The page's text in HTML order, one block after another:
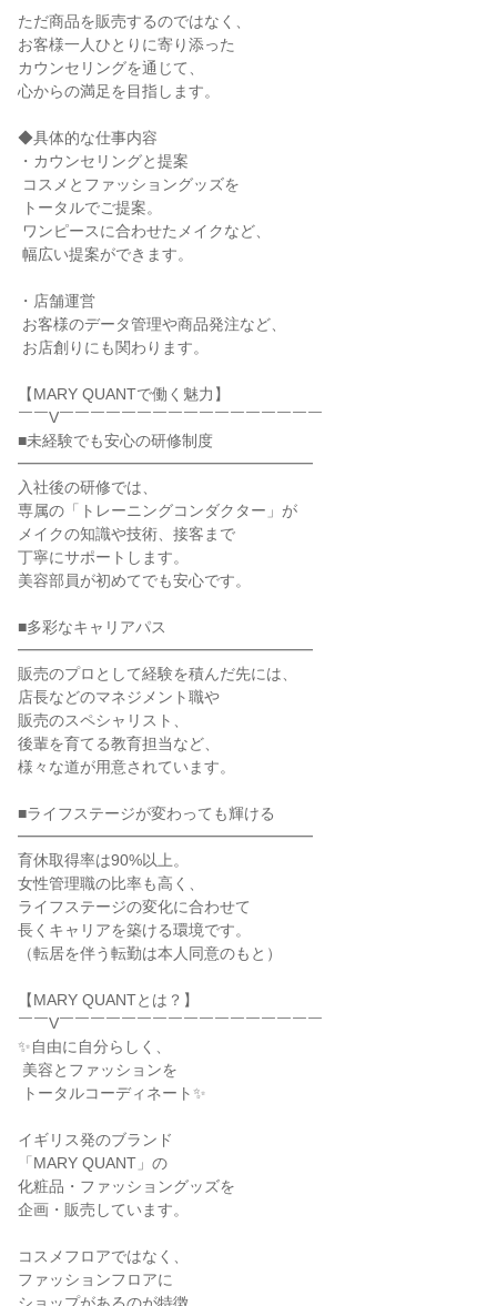
ただ商品を販売するのではなく、
お客様一人ひとりに寄り添った
カウンセリングを通じて、
心からの満足を目指します。
◆具体的な仕事内容
・カウンセリングと提案
・店舗運営
【MARY QUANTで働く魅力】
￣￣V￣￣￣￣￣￣￣￣￣￣￣￣￣￣￣￣￣
■未経験でも安心の研修制度
━━━━━━━━━━━━━━━━━━━
入社後の研修では、
専属の「トレーニングコンダクター」が
メイクの知識や技術、接客まで
丁寧にサポートします。
美容部員が初めてでも安心です。
■多彩なキャリアパス
━━━━━━━━━━━━━━━━━━━
販売のプロとして経験を積んだ先には、
店長などのマネジメント職や
販売のスペシャリスト、
後輩を育てる教育担当など、
様々な道が用意されています。
■ライフステージが変わっても輝ける
━━━━━━━━━━━━━━━━━━━
育休取得率は90%以上。
女性管理職の比率も高く、
ライフステージの変化に合わせて
長くキャリアを築ける環境です。
（転居を伴う転勤は本人同意のもと）
【MARY QUANTとは？】
￣￣V￣￣￣￣￣￣￣￣￣￣￣￣￣￣￣￣￣
✨自由に自分らしく、
イギリス発のブランド
「MARY QUANT」の
化粧品・ファッショングッズを
企画・販売しています。
コスメフロアではなく、
ファッションフロアに